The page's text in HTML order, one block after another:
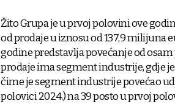
Žito Grupa je u prvoj polovini ove
od prodaje u iznosu od 137,9 milijuna
godine predstavlja povećanje od
prodaje ima segment industrije, gdje
čime je segment industrije povećao
polovici 2024.) na 39 posto u prvoj